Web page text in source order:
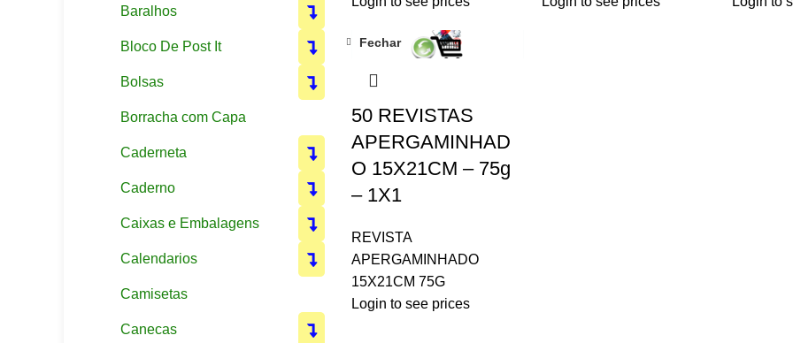
Baralhos
Bloco De Post It
Bolsas
Borracha com Capa
Caderneta
Caderno
Caixas e Embalagens
Calendarios
Camisetas
Canecas
Fechar
50 REVISTAS
APERGAMINHAD
O 15X21CM – 75g
– 1X1
REVISTA
APERGAMINHADO
15X21CM 75G
Login to see prices